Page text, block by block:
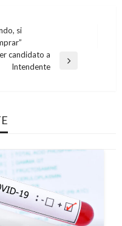
si
candidato a
Intendente